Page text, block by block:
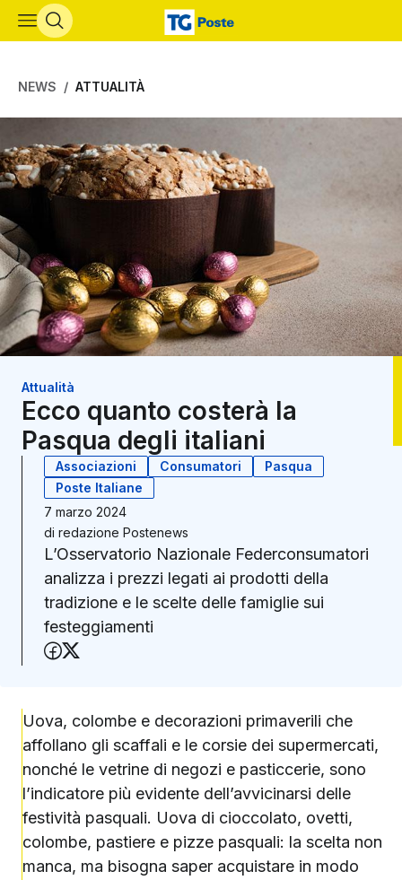
Vai al contenuto principale
NEWS ATTUALITÀ
Attualità
Ecco quanto costerà la
Pasqua degli italiani
Associazioni Consumatori
Pasqua
Poste Italiane
7 marzo 2024
di redazione Postenews
L’Osservatorio Nazionale Federconsumatori
analizza i prezzi legati ai prodotti della
tradizione e le scelte delle famiglie sui
festeggiamenti
Condividi su Facebook
Uova, colombe e decorazioni primaverili che
affollano gli scaffali e le corsie dei supermercati,
nonché le vetrine di negozi e pasticcerie, sono
l’indicatore più evidente dell’avvicinarsi delle
festività pasquali. Uova di cioccolato, ovetti,
colombe, pastiere e pizze pasquali: la scelta non
manca, ma bisogna saper acquistare in modo